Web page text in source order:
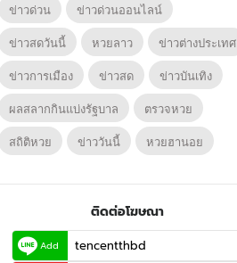
ข่าวด่วน
ข่าวด่วนออนไลน์
ข่าวสดวันนี้
หวยลาว
ข่าวต่างประเทศ
ข่าวการเมือง
ข่าวสด
ข่าวบันเทิง
ผลสลากกินแบ่งรัฐบาล
ตรวจหวย
สถิติหวย
ข่าววันนี้ หวยฮานอย
ติดต่อโฆษณา
Add tencentthbd